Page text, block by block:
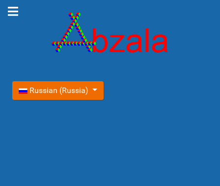
Выберите язык
Russian (Russia)